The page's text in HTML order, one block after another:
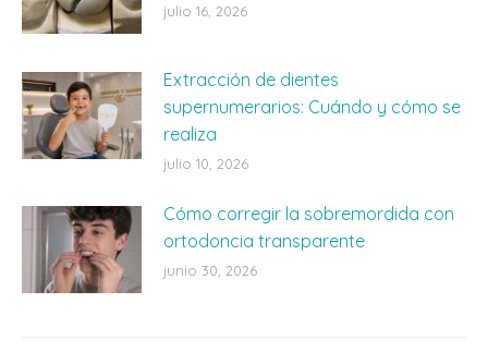
julio 16, 2026
Extracción de dientes
supernumerarios: Cuándo y cómo se
realiza
julio 10, 2026
Cómo corregir la sobremordida con
ortodoncia transparente
junio 30, 2026